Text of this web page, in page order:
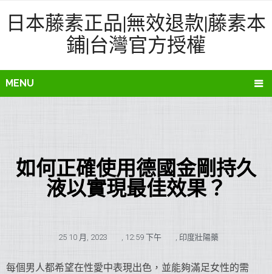
日本藤素正品|無效退款|藤素本
鋪|台灣官方授權
MENU
如何正確使用德國金剛持久
液以實現最佳效果？
25 10 月, 2023 , 12:59 下午 , 印度壯陽藥
每個男人都希望在性愛中表現出色，並能夠滿足女性的需